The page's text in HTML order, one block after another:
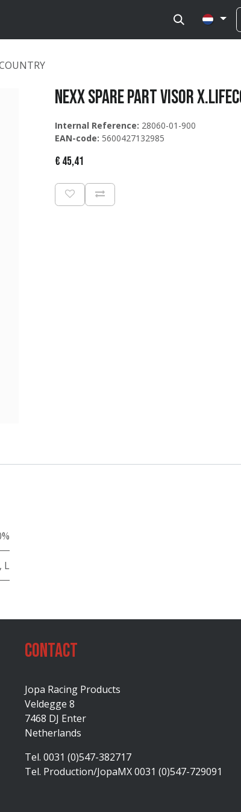
NEXX Spare part VISOR
Internal Reference: 28060-01-900
EAN-code: 5600427132985
€ 45,41
, L
Contact
Jopa Racing Products
Veldegge 8
7468 DJ Enter
Netherlands
Tel. 0031 (0)547-382717
Tel. Production/JopaMX 0031 (0)547-729091